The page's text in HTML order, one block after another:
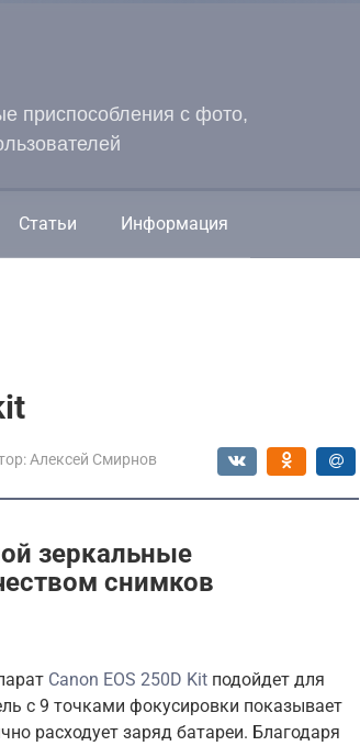
приспособления с фото,
Статьи Информация
Алексей Смирнов
зеркальные
снимков
Canon EOS 250D Kit подойдет для
с 9 точками фокусировки показывает
расходует заряд батареи. Благодаря